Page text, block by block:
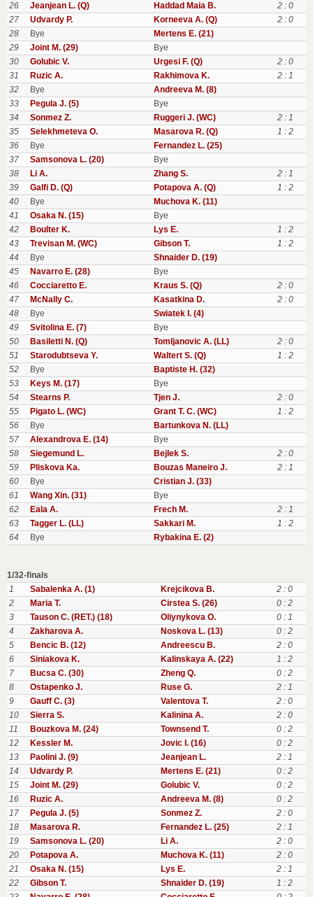
26
Jeanjean L. (Q) Haddad Maia B.
2 : 0
27
Udvardy P. Korneeva A. (Q)
2 : 0
28
Bye
Mertens E. (21)
29
Joint M. (29)
Bye
30
Golubic V. Urgesi F. (Q)
2 : 0
31
Ruzic A. Rakhimova K.
2 : 1
32
Bye
Andreeva M. (8)
33
Pegula J. (5)
Bye
34
Sonmez Z. Ruggeri J. (WC)
2 : 1
35
Selekhmeteva O. Masarova R. (Q)
1 : 2
36
Bye
Fernandez L. (25)
37
Samsonova L. (20)
Bye
38
Li A. Zhang S.
2 : 1
39
Galfi D. (Q) Potapova A. (Q)
1 : 2
40
Bye
Muchova K. (11)
41
Osaka N. (15)
Bye
42
Boulter K. Lys E.
1 : 2
43
Trevisan M. (WC) Gibson T.
1 : 2
44
Bye
Shnaider D. (19)
45
Navarro E. (28)
Bye
46
Cocciaretto E. Kraus S. (Q)
2 : 0
47
McNally C. Kasatkina D.
2 : 0
48
Bye
Swiatek I. (4)
49
Svitolina E. (7)
Bye
50
Basiletti N. (Q) Tomljanovic A. (LL)
2 : 0
51
Starodubtseva Y. Waltert S. (Q)
1 : 2
52
Bye
Baptiste H. (32)
53
Keys M. (17)
Bye
54
Stearns P. Tjen J.
2 : 0
55
Pigato L. (WC) Grant T. C. (WC)
1 : 2
56
Bye
Bartunkova N. (LL)
57
Alexandrova E. (14)
Bye
58
Siegemund L. Bejlek S.
2 : 0
59
Pliskova Ka. Bouzas Maneiro J.
2 : 1
60
Bye
Cristian J. (33)
61
Wang Xin. (31)
Bye
62
Eala A. Frech M.
2 : 1
63
Tagger L. (LL) Sakkari M.
1 : 2
64
Bye Rybakina E. (2)
1/32-finals
1
Sabalenka A. (1) Krejcikova B.
2 : 0
2
Maria T. Cirstea S. (26)
0 : 2
3
Tauson C. (RET.) (18) Oliynykova O.
0 : 1
4
Zakharova A. Noskova L. (13)
0 : 2
5
Bencic B. (12) Andreescu B.
2 : 0
6
Siniakova K. Kalinskaya A. (22)
1 : 2
7
Bucsa C. (30) Zheng Q.
0 : 2
8
Ostapenko J. Ruse G.
2 : 1
9
Gauff C. (3) Valentova T.
2 : 0
10
Sierra S. Kalinina A.
2 : 0
11
Bouzkova M. (24) Townsend T.
0 : 2
12
Kessler M. Jovic I. (16)
0 : 2
13
Paolini J. (9) Jeanjean L.
2 : 1
14
Udvardy P. Mertens E. (21)
0 : 2
15
Joint M. (29) Golubic V.
0 : 2
16
Ruzic A. Andreeva M. (8)
0 : 2
17
Pegula J. (5) Sonmez Z.
2 : 0
18
Masarova R. Fernandez L. (25)
2 : 1
19
Samsonova L. (20) Li A.
2 : 0
20
Potapova A. Muchova K. (11)
2 : 0
21
Osaka N. (15) Lys E.
2 : 1
22
Gibson T. Shnaider D. (19)
1 : 2